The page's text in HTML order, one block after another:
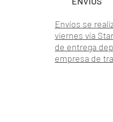
Envíos se
viernes vía
de entrega
empresa de